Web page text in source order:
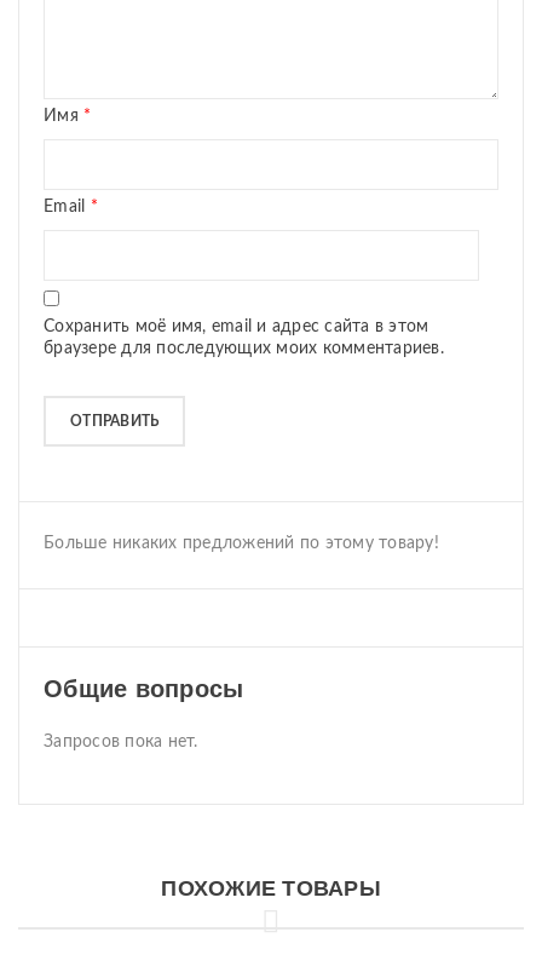
Имя *
Email *
Сохранить моё имя, email и адрес сайта в этом
браузере для последующих моих комментариев.
Больше никаких предложений по этому товару!
Общие вопросы
Запросов пока нет.
ПОХОЖИЕ ТОВАРЫ